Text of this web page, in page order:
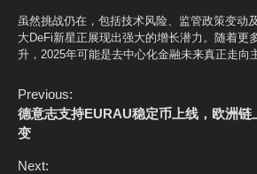
虽然挑战仍在，包括技术风险、监管政策变动
大DeFi新星正展现出强大的增长潜力。随着更
升，2025年可能是去中心化金融未来真正走向
C
o
n
t
i
Previous:
德意志支持EURAU稳定币上线，欧洲链
变
Next: